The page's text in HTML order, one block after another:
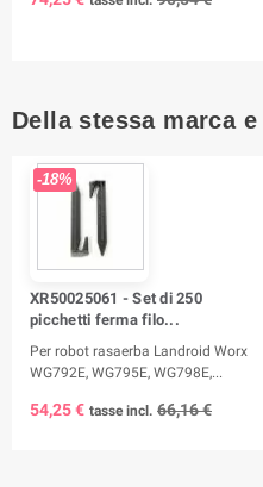
Della stessa marca
-18%
XR50025061 - Set di 250
picchetti ferma filo...
Per robot rasaerba Landroid Worx
WG792E, WG795E, WG798E,...
54,25 € tasse incl. 66,16 €